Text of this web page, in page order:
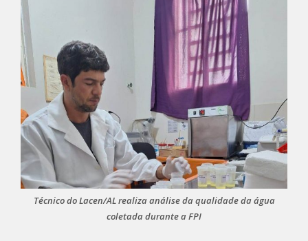
Técnico do Lacen/AL realiza análise da qualidade da água
coletada durante a FPI